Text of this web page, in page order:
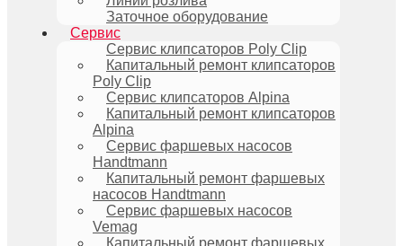
Заточное оборудование
Сервис
Сервис клипсаторов Poly Clip
Капитальный ремонт клипсаторов
Poly Clip
Сервис клипсаторов Alpina
Капитальный ремонт клипсаторов
Alpina
Сервис фаршевых насосов
Handtmann
Капитальный ремонт фаршевых
насосов Handtmann
Сервис фаршевых насосов
Vemag
Капитальный ремонт фаршевых